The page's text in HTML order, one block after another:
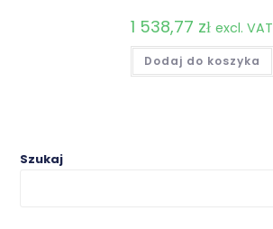
1 538,77 zł excl. VAT
Dodaj do koszyka
Szukaj